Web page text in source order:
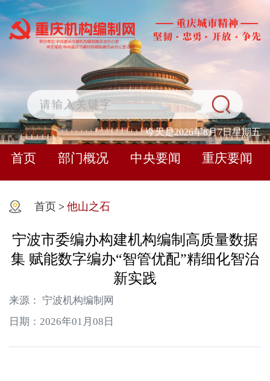
今天是2026年8月7日星期五
首页 部门概况 中央要闻 重庆要闻
首页 > 他山之石
宁波市委编办构建机构编制高质量数据
集 赋能数字编办“智管优配”精细化智治
新实践
来源： 宁波机构编制网
日期：2026年01月08日